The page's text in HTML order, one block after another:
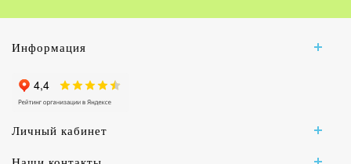
Информация
Личный кабинет